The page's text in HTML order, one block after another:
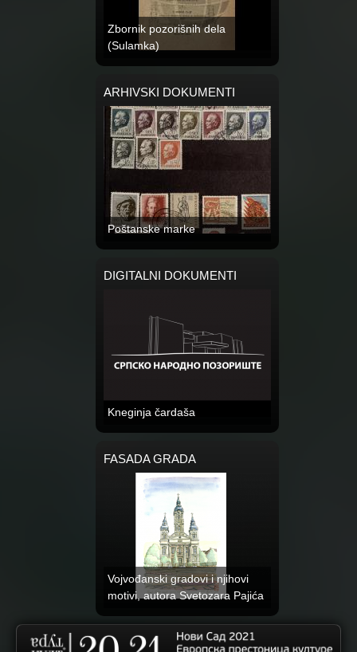
Zbornik pozorišnih dela
(Sulamka)
ARHIVSKI DOKUMENTI
Poštanske marke
DIGITALNI DOKUMENTI
Kneginja čardaša
FASADA GRADA
Vojvođanski gradovi i njihovi
motivi, autora Svetozara Pajića